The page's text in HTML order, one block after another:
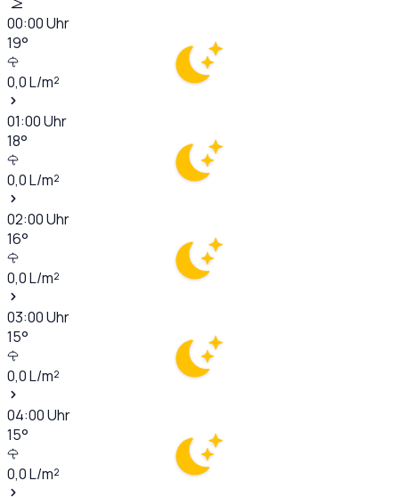
00:00Uhr
19°
0,0L/m²
01:00Uhr
18°
0,0L/m²
02:00Uhr
16°
0,0L/m²
03:00Uhr
15°
0,0L/m²
04:00Uhr
15°
0,0L/m²